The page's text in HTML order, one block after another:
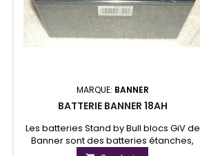
MARQUE: BANNER
BATTERIE BANNER 18AH
Les batteries Stand by Bull blocs GiV de
Banner sont des batteries étanches,
batteries au plomb régulées par